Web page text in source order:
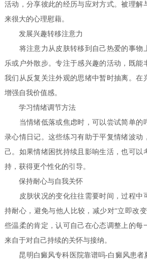
活动，分享彼此的经历与应对方式。被理解
来很大的心理慰藉。
发展兴趣转移注意力
将注意力从皮肤转移到自己热爱的事物
乐或户外散步。专注于感兴趣的活动，既能
我们从反复关注外观的思绪中暂时抽离。在
增强自我价值感。
学习情绪调节方法
当情绪低落或焦虑时，可以尝试简单的
录心情日记。这些练习有助于平复情绪波动
己。如果情绪困扰持续且影响生活，也可以
持，获得更个性化的引导。
保持耐心与自我关怀
皮肤状况的变化往往需要时间，过程中
持耐心，避免与他人比较，减少对“立即改
些温柔的肯定，认可自己在心态调整上的每
来自于对自己持续的关怀与接纳。
昆明白癜风专科医院靠谱吗-白癜风患者